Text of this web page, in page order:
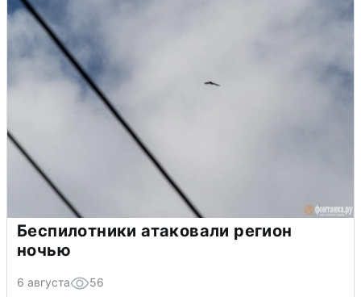
Беспилотники атаковали регион
ночью
6 августа 56